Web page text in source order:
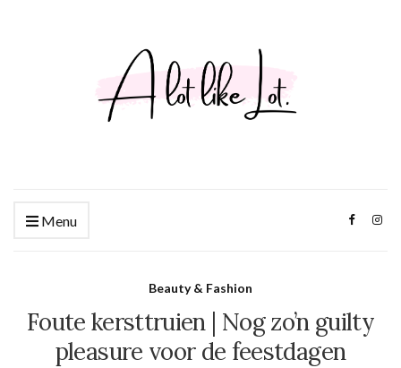
Menu
Beauty & Fashion
Foute kersttruien | Nog zo’n guilty
pleasure voor de feestdagen